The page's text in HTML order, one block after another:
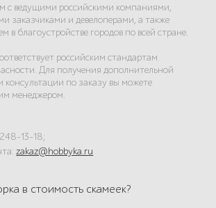
с ведущими российскими компаниями,
заказчиками и девелоперами, а также
в благоустройстве городов по всей стране.
российским стандартам
Для получения дополнительной
по заказу вы можете
менеджером.
13-18;
zakaz@hobbyka.ru
в стоимость скамеек?